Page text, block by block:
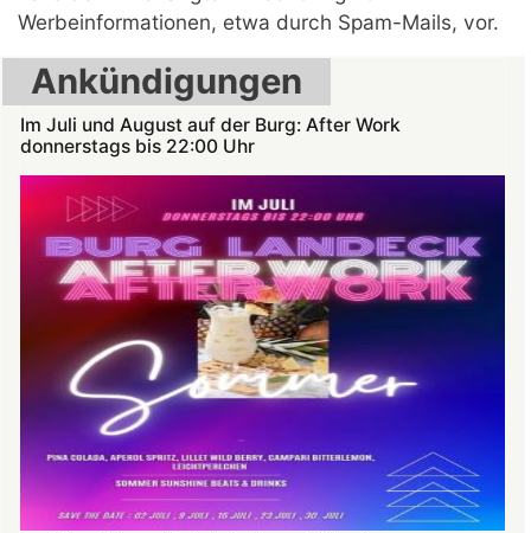
Werbeinformationen, etwa durch Spam-Mails, vor.
Ankündigungen
Im Juli und August auf der Burg: After Work
donnerstags bis 22:00 Uhr